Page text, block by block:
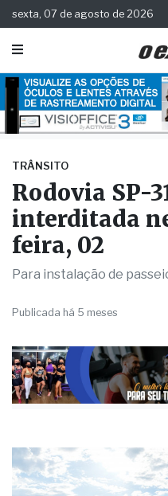
sexta, 07 de agosto de 2026
TRÂNSITO
Rodovia SP-
interditada
feira, 02
Para instalação de
Publicada há 5 meses